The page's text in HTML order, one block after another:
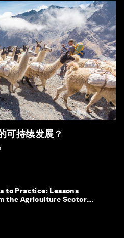
可持续发展？
to Practice: Lessons
the Agriculture Sector